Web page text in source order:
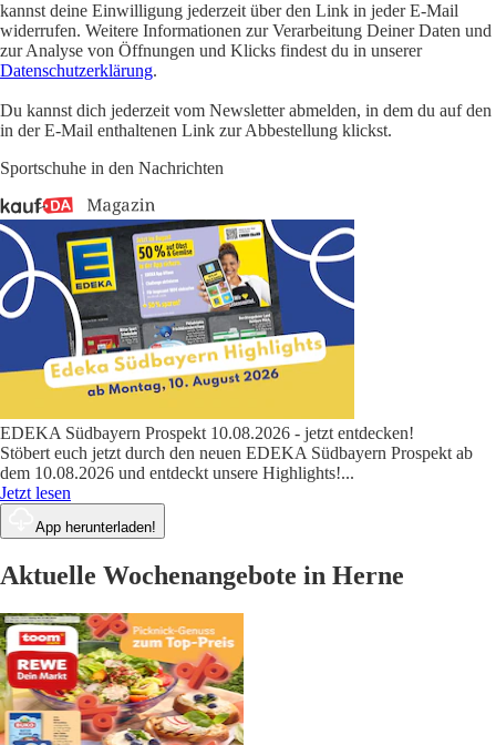
kannst deine Einwilligung jederzeit über den Link in jeder E-Mail
widerrufen. Weitere Informationen zur Verarbeitung Deiner Daten und
zur Analyse von Öffnungen und Klicks findest du in unserer
Datenschutzerklärung.
Du kannst dich jederzeit vom Newsletter abmelden, in dem du auf den
in der E-Mail enthaltenen Link zur Abbestellung klickst.
Sportschuhe in den Nachrichten
EDEKA Südbayern Prospekt 10.08.2026 - jetzt entdecken!
Stöbert euch jetzt durch den neuen EDEKA Südbayern Prospekt ab
dem 10.08.2026 und entdeckt unsere Highlights!...
Jetzt lesen
App herunterladen!
Aktuelle Wochenangebote in Herne